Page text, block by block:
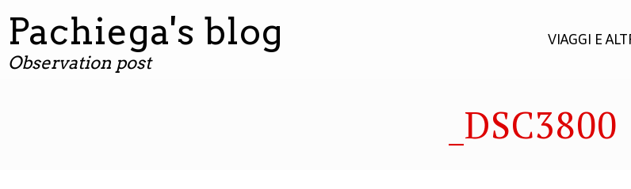
contenuto
Pachiega's blog
Observation post
VIAGGI E
_DSC3800